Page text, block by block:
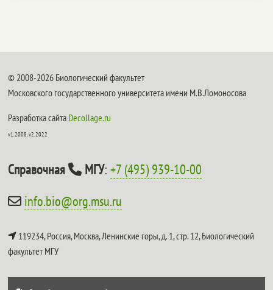
© 2008-2026 Биологический факультет
Московского государственного университета имени М.В.Ломоносова
Разработка сайта Decollage.ru
v1.2008, v2.2022
Справочная МГУ:+7 (495) 939-10-00
info.bio@org.msu.ru
119234, Россия, Москва, Ленинские горы, д. 1, стр. 12,Биологический
факультет МГУ